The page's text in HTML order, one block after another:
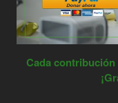
Cada contribución